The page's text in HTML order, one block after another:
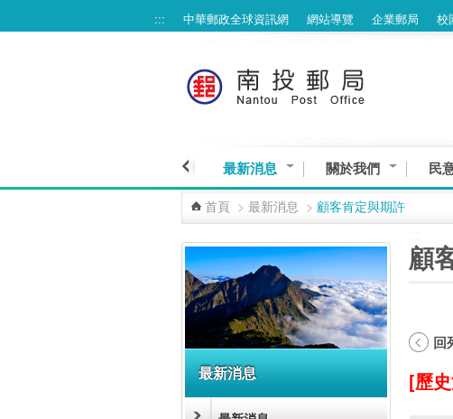
::: 中華郵政全球資訊網 網站導覽 企業郵局 校
最新消息 關於我們 民
首頁 > 最新消息 > 顧客肯定與期許
最新消息
顧
回
[歷